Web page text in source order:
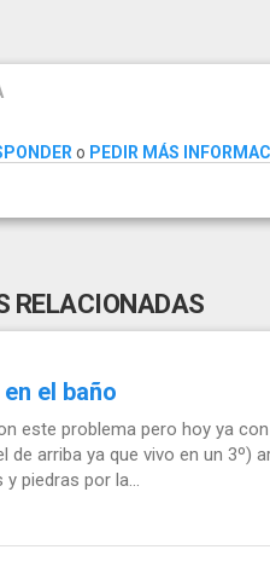
o PEDIR MÁS
RELACIONADAS
el baño
este problema pero hoy ya
de arriba ya que vivo en un
piedras por la...